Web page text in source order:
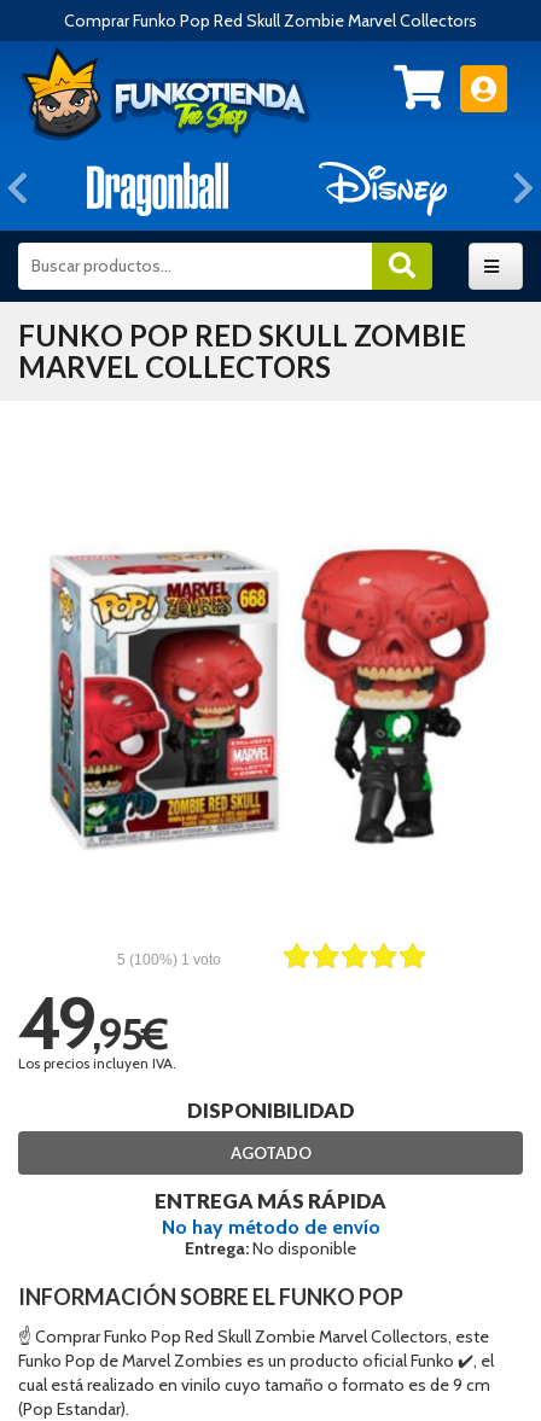
Comprar Funko Pop Red Skull Zombie Marvel Collectors
Anterior
FUNKO POP RED SKULL ZOMBIE
MARVEL COLLECTORS
5 (100%) 1 voto
49,95€
Los precios incluyen IVA.
DISPONIBILIDAD
AGOTADO
ENTREGA MÁS RÁPIDA
No hay método de envío
Entrega:No disponible
INFORMACIÓN SOBRE EL FUNKO POP
☝ Comprar Funko Pop Red Skull Zombie Marvel Collectors, este
Funko Pop de Marvel Zombies es un producto oficial Funko ✔️, el
cual está realizado en vinilo cuyo tamaño o formato es de 9 cm
(Pop Estandar).